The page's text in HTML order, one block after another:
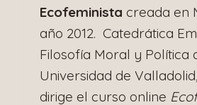
Ecofeminista creada en
año 2012. Catedrática
Filosofía Moral y Política
Universidad de
dirige el curso online